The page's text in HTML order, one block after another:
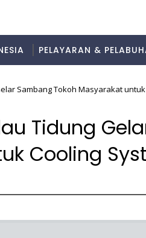
PELAYARAN &
Sambang Tokoh Masyarakat
Tidung
Cooling